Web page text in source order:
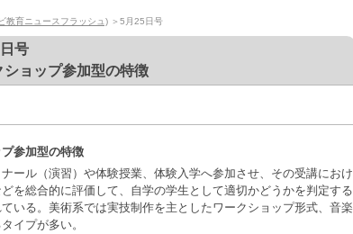
教育ニュースフラッシュ) ＞5月25日号
号
ョップ参加型の特徴
参加型の特徴
ール（演習）や体験授業、体験入学へ参加させ、その受講におけ
を総合的に評価して、自学の学生として適切かどうかを判定する
いる。美術系では実技制作を主としたワークショップ形式、音楽
イプが多い。